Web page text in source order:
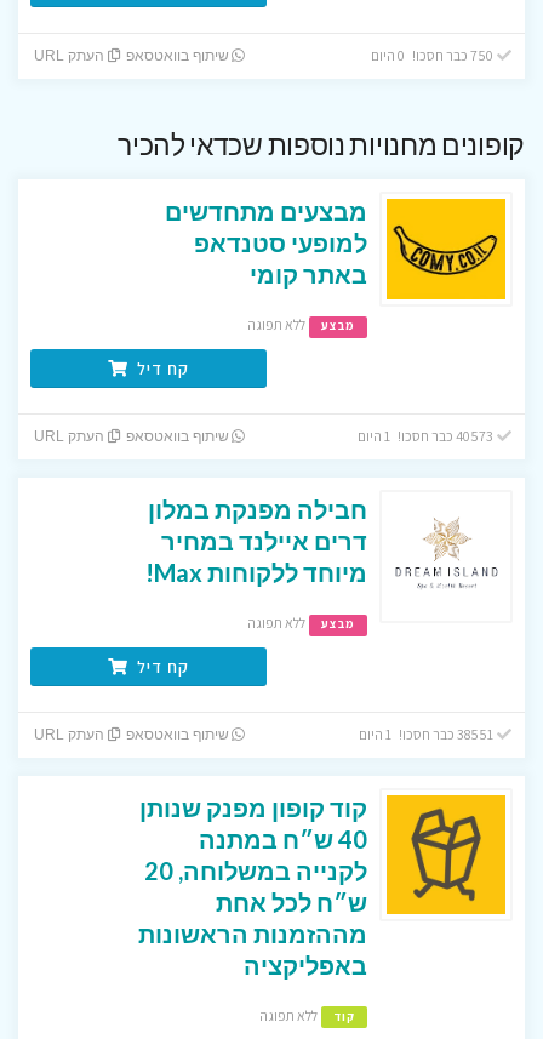
שיתוף בוואטסאפ העתק URL
קופונים מחנויות נוספות שכדאי להכיר
מבצעים מתחדשים
למופעי סטנדאפ
באתר קומי
מבצע ללא תפוגה
קח דיל
שיתוף בוואטסאפ העתק URL
חבילה מפנקת במלון
דרים איילנד במחיר
מיוחד ללקוחות Max!
מבצע ללא תפוגה
קח דיל
שיתוף בוואטסאפ העתק URL
קוד קופון מפנק שנותן
40 ש״ח במתנה
לקנייה במשלוחה, 20
ש״ח לכל אחת
מההזמנות הראשונות
באפליקציה
קוד ללא תפוגה